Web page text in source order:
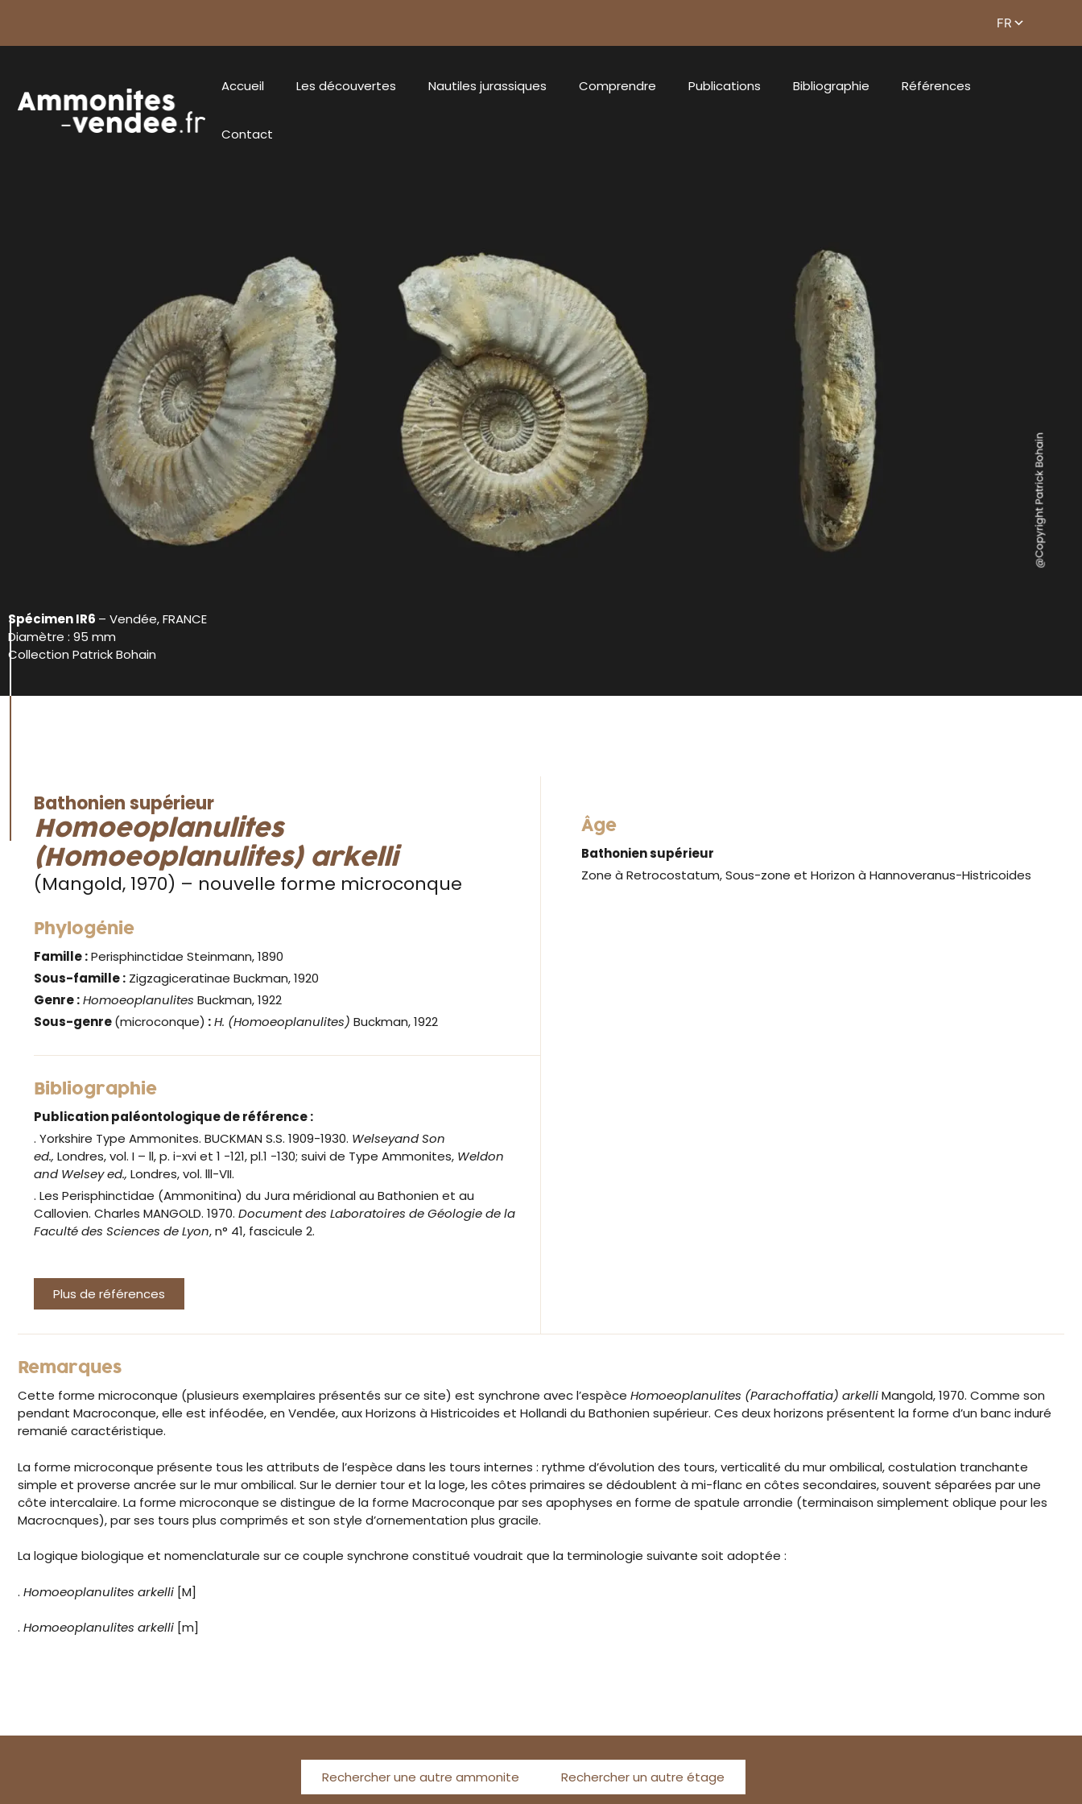
Accueil Les découvertes Nautiles jurassiques Comprendre Publications Bibliographie Références
Contact
Spécimen IR6 – Vendée, FRANCE
Diamètre : 95 mm
Collection Patrick Bohain
Bathonien supérieur
Homoeoplanulites
(Homoeoplanulites) arkelli
(Mangold, 1970) – nouvelle forme microconque
Phylogénie
Famille :Perisphinctidae Steinmann, 1890
Sous-famille : Zigzagiceratinae Buckman, 1920
Genre:Homoeoplanulites Buckman, 1922
Sous-genre(microconque) :H. (Homoeoplanulites) Buckman, 1922
Bibliographie
Publication paléontologique de référence :
. Yorkshire Type Ammonites. BUCKMAN S.S. 1909-1930. Welseyand Son
ed., Londres, vol. I – ll, p. i-xvi et 1 -121, pl.1 -130; suivi de Type Ammonites, Weldon
and Welsey ed., Londres, vol. lll-VII.
. Les Perisphinctidae (Ammonitina) du Jura méridional au Bathonien et au
Callovien. Charles MANGOLD. 1970. Document des Laboratoires de Géologie de la
Faculté des Sciences de Lyon, n° 41, fascicule 2.
Plus de références
Âge
Bathonien supérieur
Zone à Retrocostatum, Sous-zone et Horizon à Hannoveranus-Histricoides
Remarques
Cette forme microconque (plusieurs exemplaires présentés sur ce site) est synchrone avec l’espèce Homoeoplanulites (Parachoffatia) arkelliMangold, 1970. Comme son
pendant Macroconque, elle est inféodée, en Vendée, aux Horizons à Histricoides et Hollandi du Bathonien supérieur. Ces deux horizons présentent la forme d’un banc induré
remanié caractéristique.
La forme microconque présente tous les attributs de l’espèce dans les tours internes : rythme d’évolution des tours, verticalité du mur ombilical, costulation tranchante
simple et proverse ancrée sur le mur ombilical. Sur le dernier tour et la loge, les côtes primaires se dédoublent à mi-flanc en côtes secondaires, souvent séparées par une
côte intercalaire. La forme microconque se distingue de la forme Macroconque par ses apophyses en forme de spatule arrondie (terminaison simplement oblique pour les
Macrocnques), par ses tours plus comprimés et son style d’ornementation plus gracile.
La logique biologique et nomenclaturale sur ce couple synchrone constitué voudrait que la terminologie suivante soit adoptée :
. Homoeoplanulites arkelli [M]
. Homoeoplanulites arkelli [m]
Rechercher une autre ammonite Rechercher un autre étage